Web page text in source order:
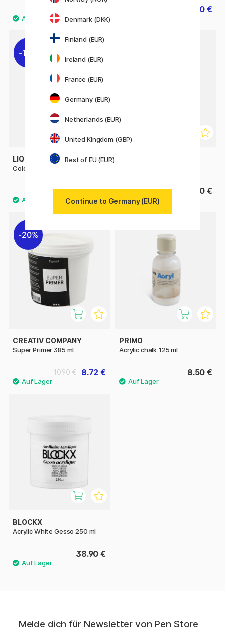
10.80 €
10%
LIQUITEX
Colored Gesso Black 237 ml
17.01 €
18.90 € 5.50 €
20%
CREATIV COMPANY
Super Primer 385 ml
8.72 €
10.90 €
PRIMO
Acrylic chalk 125 ml
8.50 €
BLOCKX
Acrylic White Gesso 250 ml
38.90 €
Melde dich für Newsletter von Pen Store
Denmark (DKK)
Finland (EUR)
Ireland (EUR)
France (EUR)
Germany (EUR)
Netherlands (EUR)
United Kingdom (GBP)
Rest of EU (EUR)
Continue to Germany (EUR)